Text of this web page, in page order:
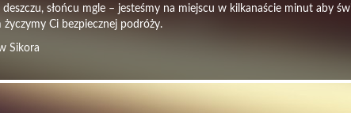
słońcu mgle – jesteśmy na miejscu w kilkanaście minut aby
Ci bezpiecznej podróży.
Sikora